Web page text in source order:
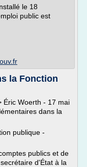
le 18
public est
la Fonction
Éric Woerth - 17 mai
dans la
publique -
publics et de
d'État à la